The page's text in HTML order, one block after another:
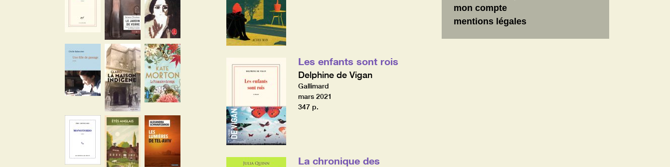
Les enfants sont rois
Delphine de Vigan
Gallimard
mars 2021
347 p.
La chronique des
mon compte
mentions légales